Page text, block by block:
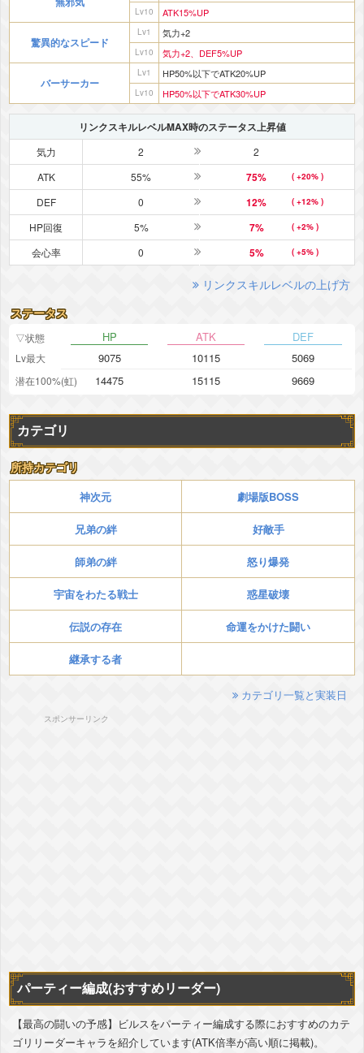
Lv10 ATK15%UP
驚異的なスピード
Lv1 気力+2
Lv10 気力+2、DEF5%UP
バーサーカー
Lv1 HP50%以下でATK20%UP
Lv10 HP50%以下でATK30%UP
リンクスキルレベルMAX時のステータス上昇値
気力 2
2
ATK
55% 75% ( +20% )
DEF 0 12% ( +12% )
HP回復 5% 7% ( +2% )
会心率 0 5% ( +5% )
リンクスキルレベルの上げ方
ステータス
▽状態 HP ATK DEF
Lv最大 9075 10115 5069
潜在100%(虹) 14475 15115 9669
カテゴリ
所持カテゴリ
神次元 劇場版BOSS
兄弟の絆 好敵手
師弟の絆 怒り爆発
宇宙をわたる戦士 惑星破壊
伝説の存在 命運をかけた闘い
継承する者
カテゴリ一覧と実装日
スポンサーリンク
パーティー編成(おすすめリーダー)
【最高の闘いの予感】ビルスをパーティー編成する際におすすめのカテ
ゴリリーダーキャラを紹介しています(ATK倍率が高い順に掲載)。